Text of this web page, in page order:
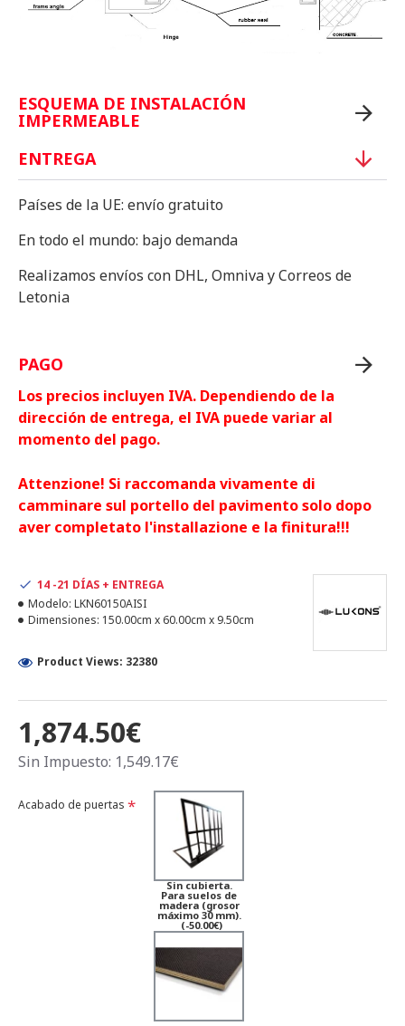
ESQUEMA DE INSTALACIÓN
IMPERMEABLE
ENTREGA
Países de la UE: envío gratuito
En todo el mundo: bajo demanda
Realizamos envíos con DHL, Omniva y Correos de
Letonia
PAGO
Los precios incluyen IVA. Dependiendo de la
dirección de entrega, el IVA puede variar al
momento del pago.
Attenzione! Si raccomanda vivamente di
camminare sul portello del pavimento solo dopo
aver completato l'installazione e la finitura!!!
1,874.50€
Sin Impuesto: 1,549.17€
14 -21 DÍAS + ENTREGA
Modelo: LKN60150AISI
Dimensiones: 150.00cm x 60.00cm x 9.50cm
Product Views: 32380
Acabado de puertas
Sin cubierta.
Para suelos de
madera (grosor
máximo 30 mm).
(-50.00€)